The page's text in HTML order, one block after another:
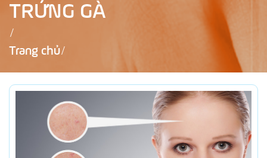
TRỨNG GÀ
Trang chủ